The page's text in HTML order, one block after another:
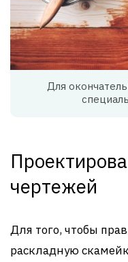
Для
чертежей
Для того, чтобы
раскладную